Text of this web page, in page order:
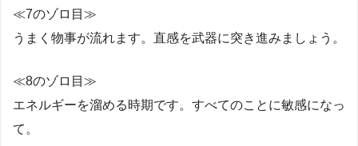
≪7のゾロ目≫
うまく物事が流れます。直感を武器に突き進みましょう。
≪8のゾロ目≫
エネルギーを溜める時期です。すべてのことに敏感になっ
て。